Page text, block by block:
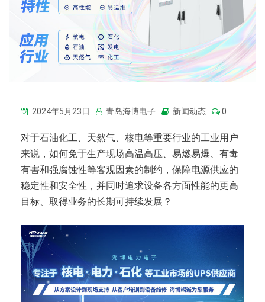
2024年5月23日 青岛海博电子 新闻动态 0
对于石油化工、天然气、核电等重要行业的工业用户
来说，如何免于生产现场高温高压、易燃易爆、有毒
有害和强腐蚀性等客观因素的制约，保障电源供应的
稳定性和安全性，并同时追求设备各方面性能的更高
目标、取得业务的长期可持续发展？